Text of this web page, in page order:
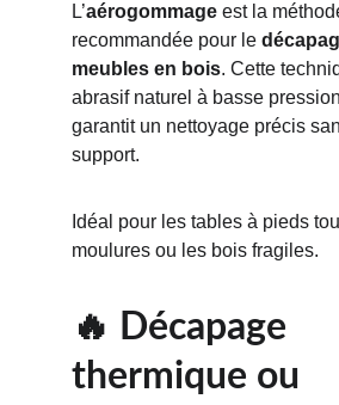
L’aérogommage est la
recommandée pour le
meubles en bois. Cette
abrasif naturel à basse
garantit un nettoyage précis
support.
Idéal pour les tables à pieds
moulures ou les bois fragiles.
🔥 Décapage
thermique ou